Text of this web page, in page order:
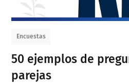
Encuestas
50 ejemplos de
parejas